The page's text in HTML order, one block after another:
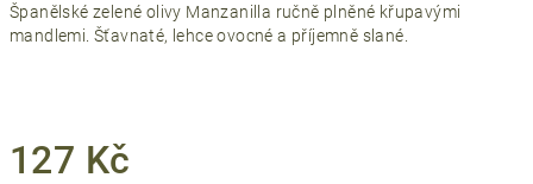
Španělské zelené olivy Manzanilla ručně plněné křupavými
mandlemi. Šťavnaté, lehce ovocné a příjemně slané.
127 Kč